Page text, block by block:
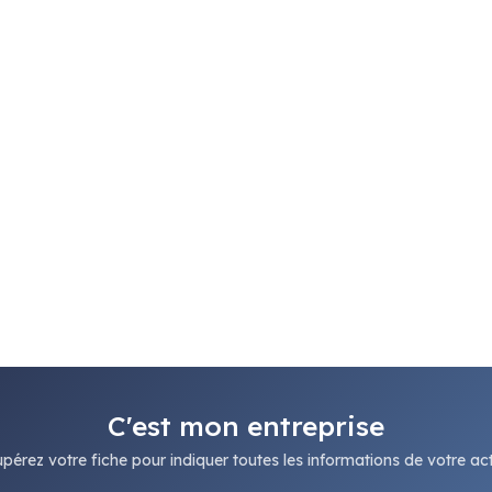
C'est mon entreprise
votre fiche pour indiquer toutes les informations de votre